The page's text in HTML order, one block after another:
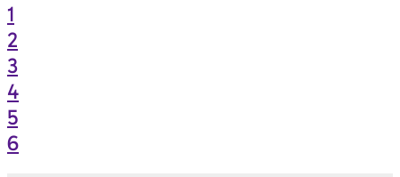
1
2
3
4
5
6